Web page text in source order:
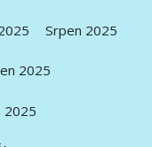
Srpen 2025
2025
2025